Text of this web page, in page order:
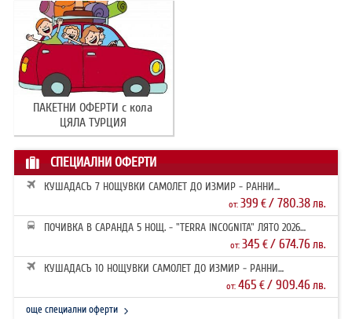
ПАКЕТНИ ОФЕРТИ с кола
ЦЯЛА ТУРЦИЯ
СПЕЦИАЛНИ ОФЕРТИ
КУШАДАСЪ 7 НОЩУВКИ САМОЛЕТ ДО ИЗМИР - РАННИ
от:399 €/ 780.38лв.
ПОЧИВКА В САРАНДА 5 НОЩ. - "TERRA INCOGNITA" ЛЯТО 2026
от:345 €/ 674.76лв.
КУШАДАСЪ 10 НОЩУВКИ САМОЛЕТ ДО ИЗМИР - РАННИ
от:465 €/ 909.46лв.
още специални оферти